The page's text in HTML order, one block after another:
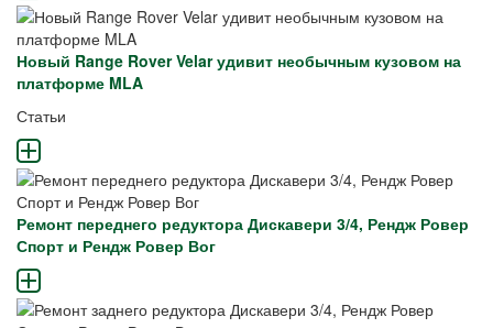
Новый Range Rover Velar удивит необычным кузовом на
платформе MLA
Статьи
Ремонт переднего редуктора Дискавери 3/4, Рендж Ровер
Спорт и Рендж Ровер Вог